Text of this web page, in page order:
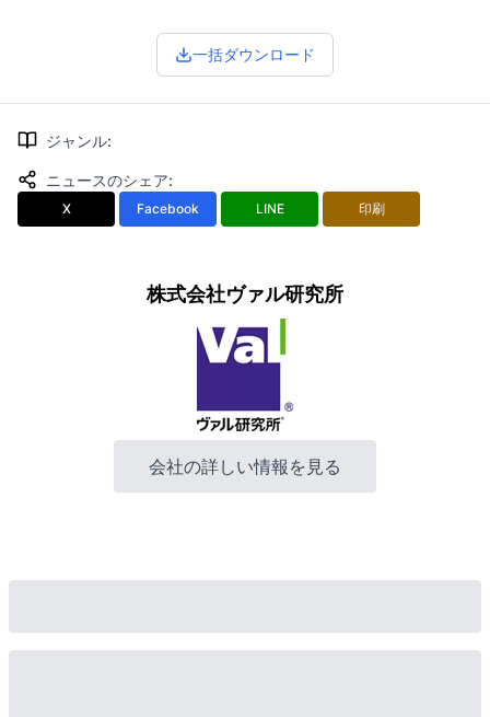
一括ダウンロード
ジャンル:
ニュースのシェア:
X Facebook LINE 印刷
株式会社ヴァル研究所
会社の詳しい情報を見る